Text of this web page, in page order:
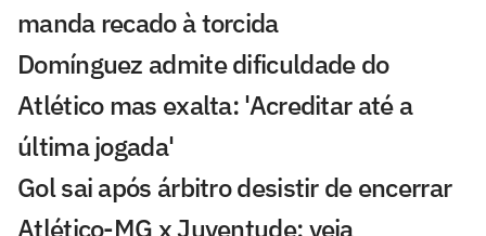
manda recado à torcida
Domínguez admite dificuldade do
Atlético mas exalta: 'Acreditar até a
última jogada'
Gol sai após árbitro desistir de encerrar
Atlético-MG x Juventude; veja